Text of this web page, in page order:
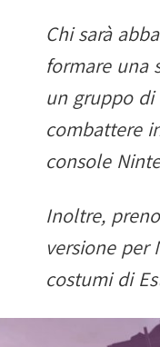
Chi sarà
formare una
un gruppo
combattere
console
Inoltre,
versione per
costumi di